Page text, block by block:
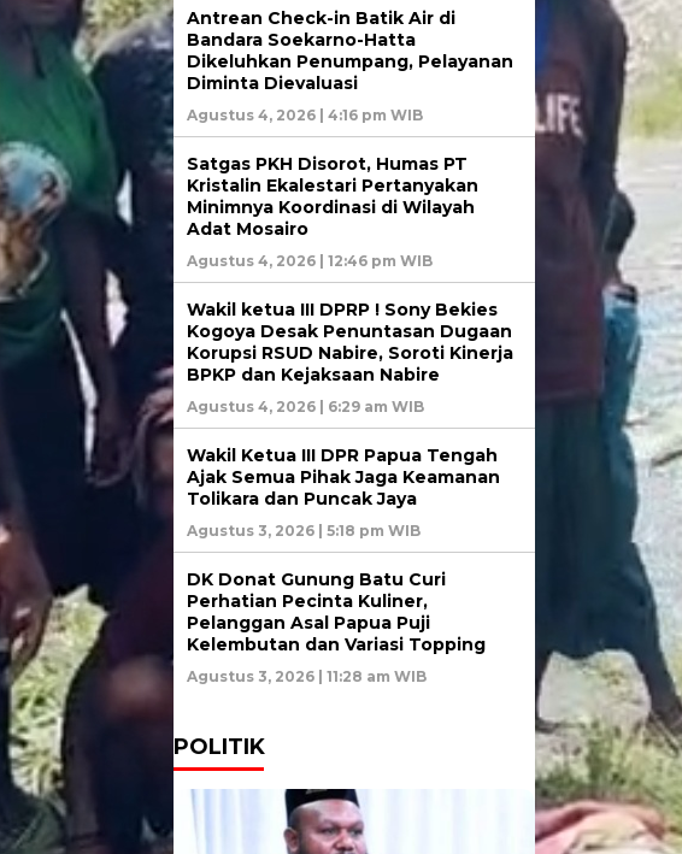
Antrean Check-in Batik Air di
Bandara Soekarno-Hatta
Dikeluhkan Penumpang, Pelayanan
Diminta Dievaluasi
Agustus 4, 2026 | 4:16 pm WIB
Satgas PKH Disorot, Humas PT
Kristalin Ekalestari Pertanyakan
Minimnya Koordinasi di Wilayah
Adat Mosairo
Agustus 4, 2026 | 12:46 pm WIB
Wakil ketua III DPRP ! Sony Bekies
Kogoya Desak Penuntasan Dugaan
Korupsi RSUD Nabire, Soroti Kinerja
BPKP dan Kejaksaan Nabire
Agustus 4, 2026 | 6:29 am WIB
Wakil Ketua III DPR Papua Tengah
Ajak Semua Pihak Jaga Keamanan
Tolikara dan Puncak Jaya
Agustus 3, 2026 | 5:18 pm WIB
DK Donat Gunung Batu Curi
Perhatian Pecinta Kuliner,
Pelanggan Asal Papua Puji
Kelembutan dan Variasi Topping
Agustus 3, 2026 | 11:28 am WIB
POLITIK